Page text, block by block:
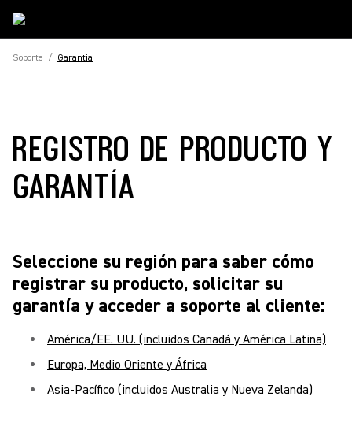
Soporte / Garantia
REGISTRO DE PRODUCTO Y
GARANTÍA
Seleccione su región para saber cómo
registrar su producto, solicitar su
garantía y acceder a soporte al cliente:
América/EE. UU. (incluidos Canadá y América Latina)
Europa, Medio Oriente y África
Asia-Pacífico (incluidos Australia y Nueva Zelanda)